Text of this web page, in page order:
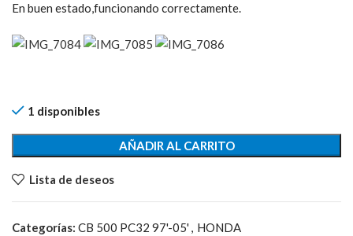
En buen estado,funcionando correctamente.
1 disponibles
AÑADIR AL CARRITO
Lista de deseos
Categorías: CB 500 PC32 97'-05' , HONDA